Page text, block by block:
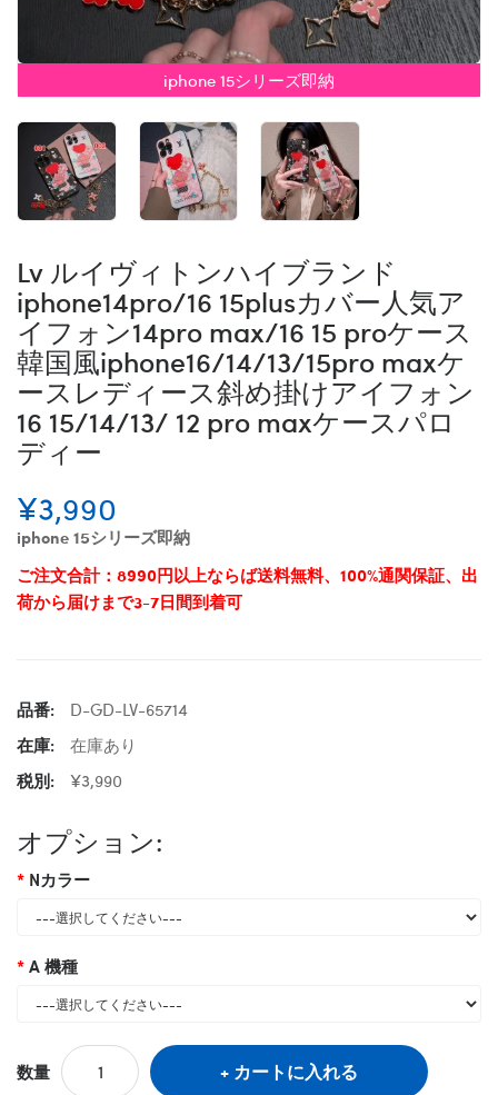
iphone 15シリーズ即納
Lv ルイヴィトンハイブランド
iphone14pro/16 15plusカバー人気ア
イフォン14pro max/16 15 proケース
韓国風iphone16/14/13/15pro maxケ
ースレディース斜め掛けアイフォン
16 15/14/13/ 12 pro maxケースパロ
ディー
¥3,990
iphone 15シリーズ即納
ご注文合計：8990円以上ならば送料無料、100%通関保証、出
荷から届けまで3-7日間到着可
品番:
D-GD-LV-65714
在庫:
在庫あり
税別:
¥3,990
オプション:
Nカラー
A 機種
数量 カートに入れる